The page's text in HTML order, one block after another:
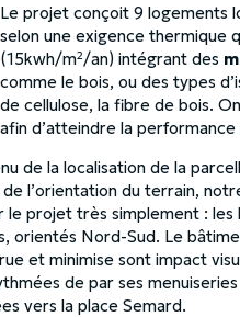
Le projet conçoit 9 logements
selon une exigence thermique
(15kwh/m²/an) intégrant des
comme le bois, ou des types
de cellulose, la fibre de bois.
afin d’atteindre la performance
de la localisation de la
l’orientation du terrain,
le projet très simplement :
orientés Nord-Sud. Le
et minimise sont impact
de par ses
vers la place Semard.